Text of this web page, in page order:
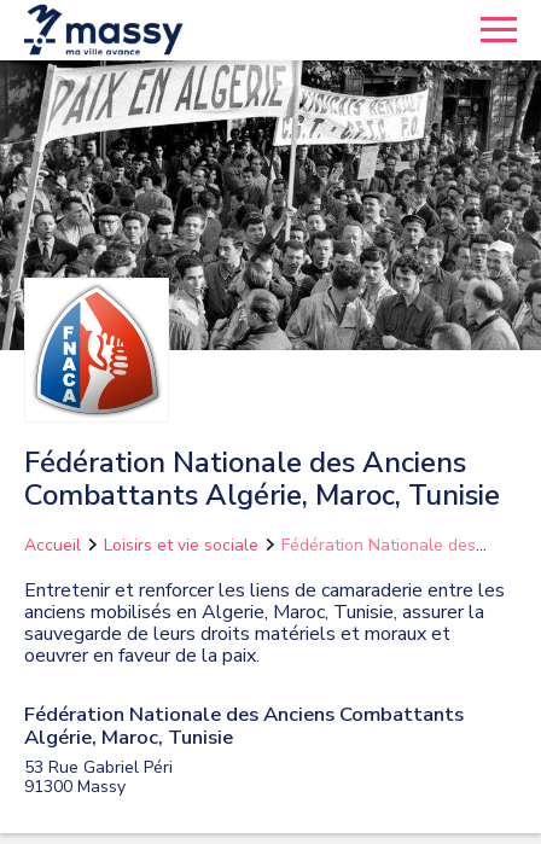
Fédération Nationale des Anciens
Combattants Algérie, Maroc, Tunisie
Accueil Loisirs et vie sociale
Fédération Nationale des
Entretenir et renforcer les liens de camaraderie entre les
anciens mobilisés en Algerie, Maroc, Tunisie, assurer la
sauvegarde de leurs droits matériels et moraux et
oeuvrer en faveur de la paix.
Fédération Nationale des Anciens Combattants
Algérie, Maroc, Tunisie
53 Rue Gabriel Péri
91300 Massy